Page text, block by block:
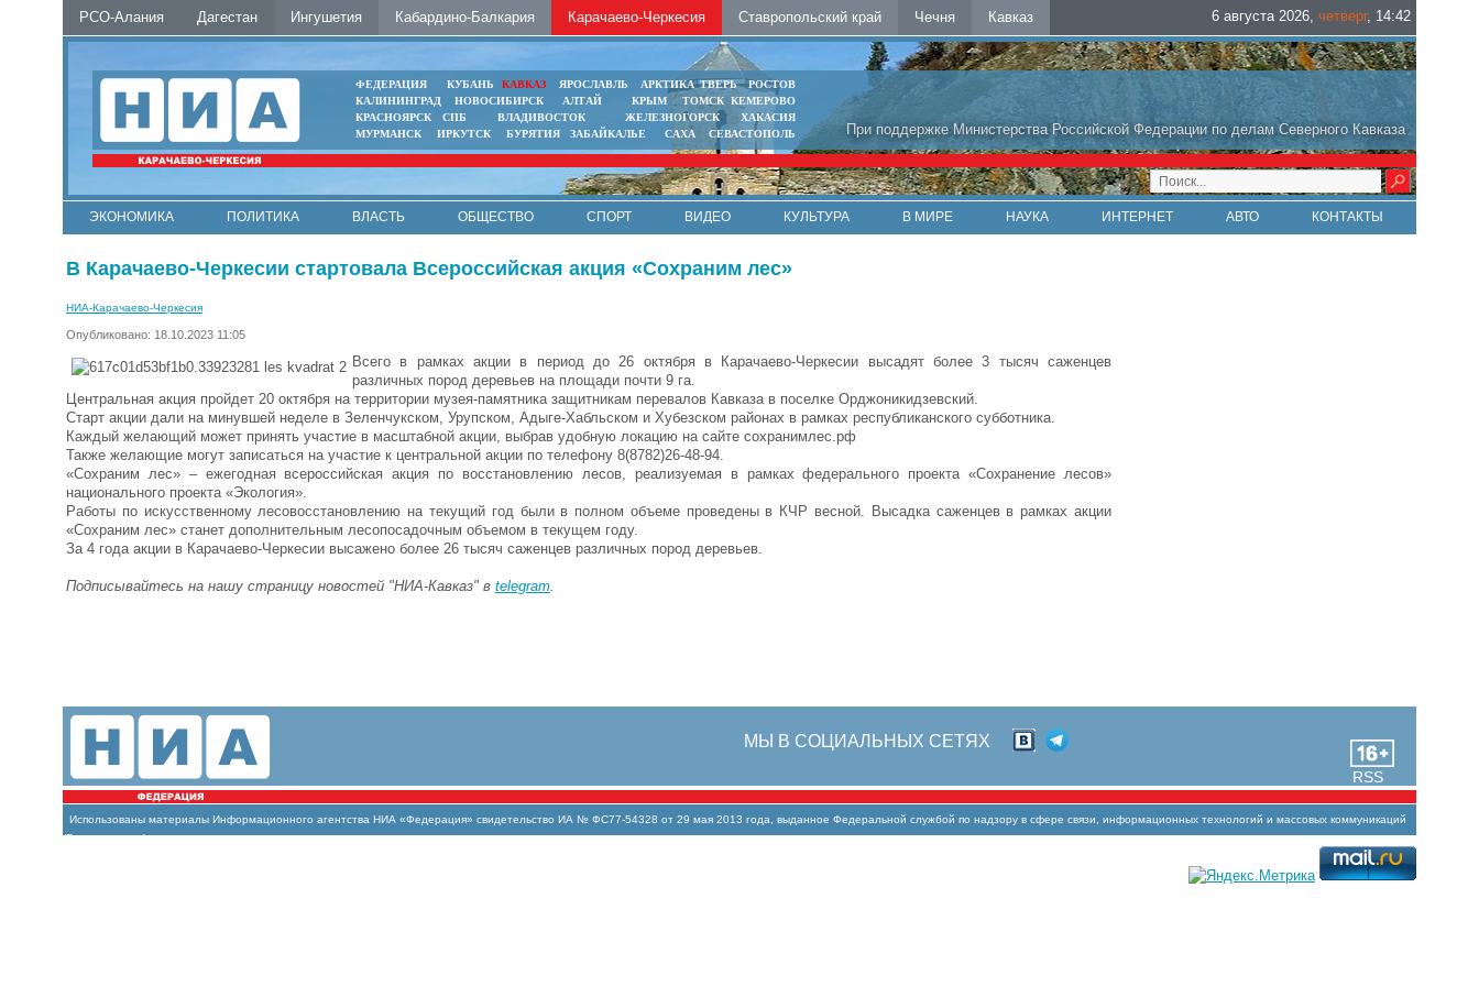
РСО-Алания Дагестан Ингушетия Кабардино-Балкария Карачаево-Черкесия Ставропольский край Чечня Кавказ 6 августа 2026, четверг, 14:42
При поддержке Министерства Российской Федерации по делам Северного Кавказа
ФЕДЕРАЦИЯ КУБАНЬ КАВКАЗ ЯРОСЛАВЛЬ АРКТИКА ТВЕРЬ
РОСТОВ
КАЛИНИНГРАД
НОВОСИБИРСК АЛТАЙ КРЫМ ТОМСК КЕМЕРОВО
КРАСНОЯРСК
СПБ ВЛАДИВОСТОК ЖЕЛЕЗНОГОРСК
ХАКАСИЯ
МУРМАНСК
ИРКУТСК БУРЯТИЯ ЗАБАЙКАЛЬЕ САХА СЕВАСТОПОЛЬ
ЭКОНОМИКА ПОЛИТИКА ВЛАСТЬ ОБЩЕСТВО СПОРТ ВИДЕО КУЛЬТУРА В МИРЕ НАУКА ИНТЕРНЕТ АВТО КОНТАКТЫ
В Карачаево-Черкесии стартовала Всероссийская акция «Сохраним лес»
НИА-Карачаево-Черкесия
Опубликовано: 18.10.2023 11:05
Всего в рамках акции в период до 26 октября в Карачаево-Черкесии высадят более 3 тысяч саженцев
различных пород деревьев на площади почти 9 га.
Центральная акция пройдет 20 октября на территории музея-памятника защитникам перевалов Кавказа в поселке Орджоникидзевский.
Старт акции дали на минувшей неделе в Зеленчукском, Урупском, Адыге-Хабльском и Хубезском районах в рамках республиканского субботника.
Каждый желающий может принять участие в масштабной акции, выбрав удобную локацию на сайте сохранимлес.рф
Также желающие могут записаться на участие к центральной акции по телефону 8(8782)26-48-94.
«Сохраним лес» – ежегодная всероссийская акция по восстановлению лесов, реализуемая в рамках федерального проекта «Сохранение лесов»
национального проекта «Экология».
Работы по искусственному лесовосстановлению на текущий год были в полном объеме проведены в КЧР весной. Высадка саженцев в рамках акции
«Сохраним лес» станет дополнительным лесопосадочным объемом в текущем году.
За 4 года акции в Карачаево-Черкесии высажено более 26 тысяч саженцев различных пород деревьев.
Подписывайтесь на нашу страницу новостей "НИА-Кавказ" в telegram
RSS
МЫ В СОЦИАЛЬНЫХ СЕТЯХ
Использованы материалы Информационного агентства НИА «Федерация» свидетельство ИА № ФС77-54328 от 29 мая 2013 года, выданное Федеральной службой по надзору в сфере связи, информационных технологий и массовых коммуникаций
(Роскомнадзор)